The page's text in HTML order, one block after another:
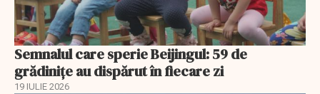
Semnalul care sperie Beijingul: 59 de
grădinițe au dispărut în fiecare zi
19 IULIE 2026